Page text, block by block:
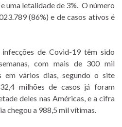
uma letalidade de 3%. O número
(86%) e de casos ativos é
de Covid-19 têm sido
com mais de 300 mil
em vários dias, segundo o site
milhões de casos já foram
deles nas Américas, e a cifra
chegou a 988,5 mil vítimas.